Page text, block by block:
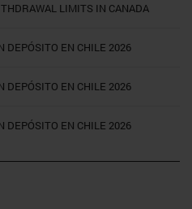
LIMITS IN CANADA
DEPÓSITO EN CHILE 2026
DEPÓSITO EN CHILE 2026
DEPÓSITO EN CHILE 2026